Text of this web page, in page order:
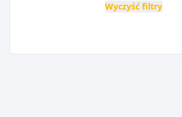
Wyczyść filtry